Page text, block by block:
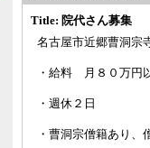
Title: 院代さん募集
名古屋市近郷曹洞宗
・給料 月８０万円
・週休２日
・曹洞宗僧籍あり、